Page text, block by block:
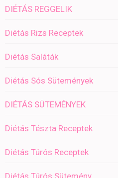
DIÉTÁS REGGELIK
Diétás Rizs Receptek
Diétás Saláták
Diétás Sós Sütemények
DIÉTÁS SÜTEMÉNYEK
Diétás Tészta Receptek
Diétás Túrós Receptek
Diétás Túrós Sütemény